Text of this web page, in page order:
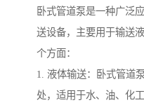
卧式管道泵是一种广泛
送设备，主要用于输送
个方面：
1. 液体输送：卧式管道
处，适用于水、油、化